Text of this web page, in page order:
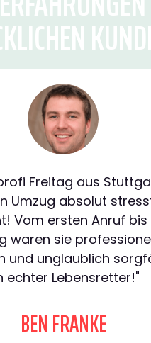
Freitag aus
Umzug absolut
Vom ersten Anruf bis
waren sie
und unglaublich
echter Lebensretter!"
BEN FRANKE